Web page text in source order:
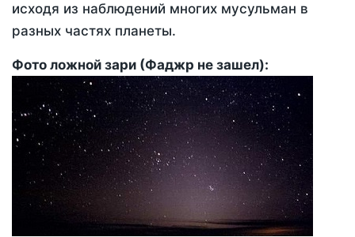
исходя из наблюдений многих мусульман в
разных частях планеты.
Фото ложной зари (Фаджр не зашел):